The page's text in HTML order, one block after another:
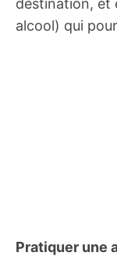
destination, et
alcool) qui
Pratiquer une